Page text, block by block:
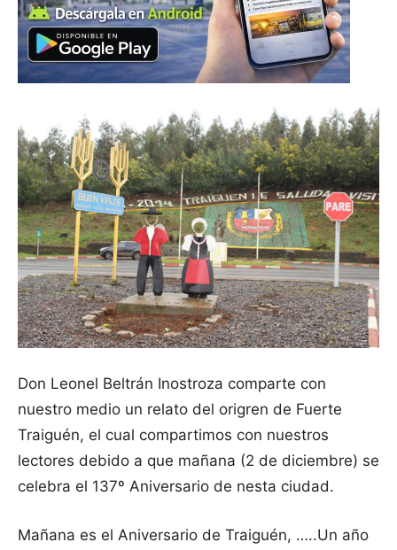
Don Leonel Beltrán Inostroza comparte con
nuestro medio un relato del origren de Fuerte
Traiguén, el cual compartimos con nuestros
lectores debido a que mañana (2 de diciembre) se
celebra el 137º Aniversario de nesta ciudad.
Mañana es el Aniversario de Traiguén, …..Un año